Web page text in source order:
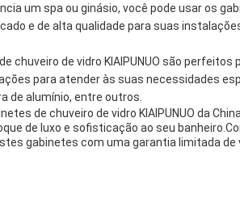
um spa ou ginásio, você pode usar os
e de alta qualidade para suas
chuveiro de vidro KIAIPUNUO são perfeitos
para atender às suas necessidades
de alumínio, entre outros.
de chuveiro de vidro KIAIPUNUO da
de luxo e sofisticação ao seu
gabinetes com uma garantia limitada de